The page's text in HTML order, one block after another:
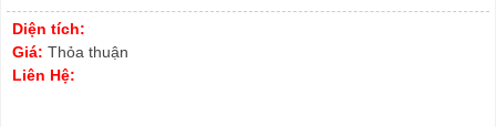
Diện tích:
Giá: Thỏa thuận
Liên Hệ: